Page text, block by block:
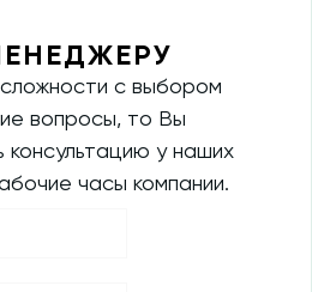
с выбором
вопросы, то Вы
консультацию у наших
часы компании.